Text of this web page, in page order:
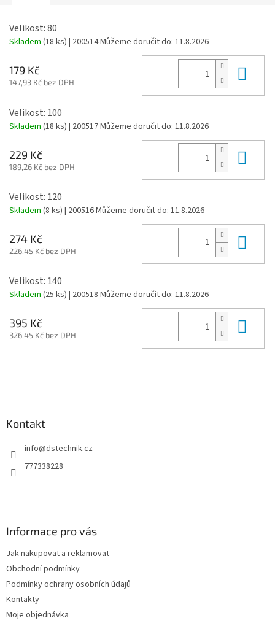
Velikost: 80
Skladem (18 ks) | 200514Můžeme doručit do: 11.8.2026
179 Kč
147,93 Kč bez DPH
Velikost: 100
Skladem (18 ks) | 200517Můžeme doručit do: 11.8.2026
229 Kč
189,26 Kč bez DPH
Velikost: 120
Skladem (8 ks) | 200516Můžeme doručit do: 11.8.2026
274 Kč
226,45 Kč bez DPH
Velikost: 140
Skladem (25 ks) | 200518 Můžeme doručit do: 11.8.2026
395 Kč
326,45 Kč bez DPH
Kontakt
info@dstechnik.cz
777338228
Informace pro vás
Jak nakupovat a reklamovat
Obchodní podmínky
Podmínky ochrany osobních údajů
Kontakty
Moje objednávka